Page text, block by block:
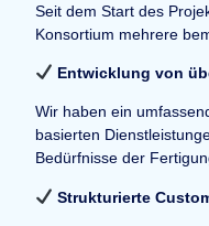
Seit dem Start des
Konsortium mehrere
Entwicklung von
Wir haben ein
basierten
Bedürfnisse der
Strukturierte